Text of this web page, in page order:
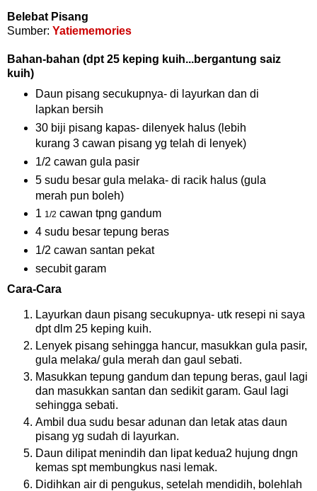
Belebat Pisang
Sumber: Yatiememories
Bahan-bahan (dpt 25 keping kuih...bergantung saiz
kuih)
Daun pisang secukupnya- di layurkan dan di
lapkan bersih
30 biji pisang kapas- dilenyek halus (lebih
kurang 3 cawan pisang yg telah di lenyek)
1/2 cawan gula pasir
5 sudu besar gula melaka- di racik halus (gula
merah pun boleh)
1 1/2 cawan tpng gandum
4 sudu besar tepung beras
1/2 cawan santan pekat
secubit garam
Cara-Cara
Layurkan daun pisang secukupnya- utk resepi ni saya
dpt dlm 25 keping kuih.
Lenyek pisang sehingga hancur, masukkan gula pasir,
gula melaka/ gula merah dan gaul sebati.
Masukkan tepung gandum dan tepung beras, gaul lagi
dan masukkan santan dan sedikit garam. Gaul lagi
sehingga sebati.
Ambil dua sudu besar adunan dan letak atas daun
pisang yg sudah di layurkan.
Daun dilipat menindih dan lipat kedua2 hujung dngn
kemas spt membungkus nasi lemak.
Didihkan air di pengukus, setelah mendidih, bolehlah